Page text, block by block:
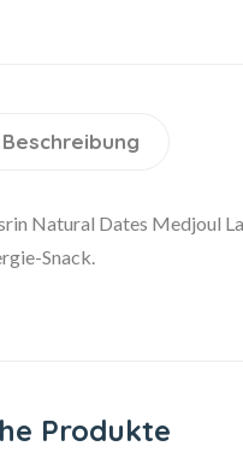
Beschreibung
Natural Dates Medjoul
Snack.
Produkte